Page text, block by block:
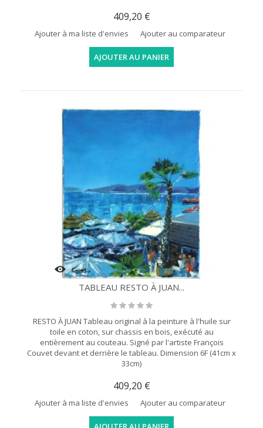
409,20 €
Ajouter à ma liste d'envies Ajouter au comparateur
AJOUTER AU PANIER
TABLEAU RESTO À JUAN...
RESTO À JUAN Tableau original à la peinture à l'huile sur
toile en coton, sur chassis en bois, exécuté au
entièrement au couteau. Signé par l'artiste François
Couvet devant et derrière le tableau. Dimension 6F (41cm x
33cm)
409,20 €
Ajouter à ma liste d'envies Ajouter au comparateur